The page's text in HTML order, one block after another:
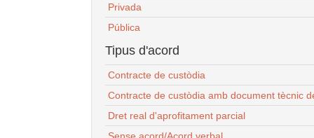
Privada
Pública
Tipus d'acord
Contracte de custòdia
Contracte de custòdia amb document tècnic
Dret real d'aprofitament parcial
Sense acord/Acord verbal